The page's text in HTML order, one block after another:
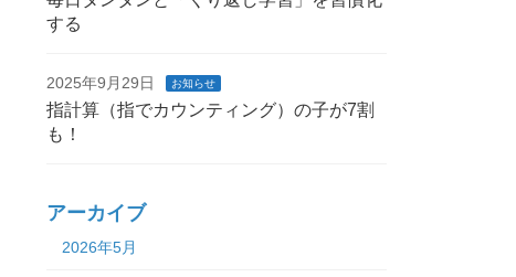
する
2025年9月29日 お知らせ
指計算（指でカウンティング）の子が7割
も！
アーカイブ
2026年5月